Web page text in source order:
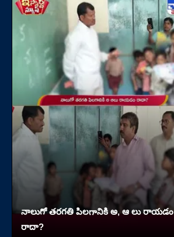
నాలుగో త‌ర‌గతి పిలగానికి అ, ఆ లు రాయ‌డం
రాదా?